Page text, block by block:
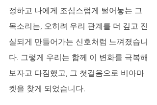
정하고 나에게 조심스럽게 털어놓는 그
목소리는, 오히려 우리 관계를 더 깊고 진
실되게 만들어가는 신호처럼 느껴졌습니
다. 그렇게 우리는 함께 이 변화를 극복해
보자고 다짐했고, 그 첫걸음으로 비아마
켓을 찾게 되었습니다.